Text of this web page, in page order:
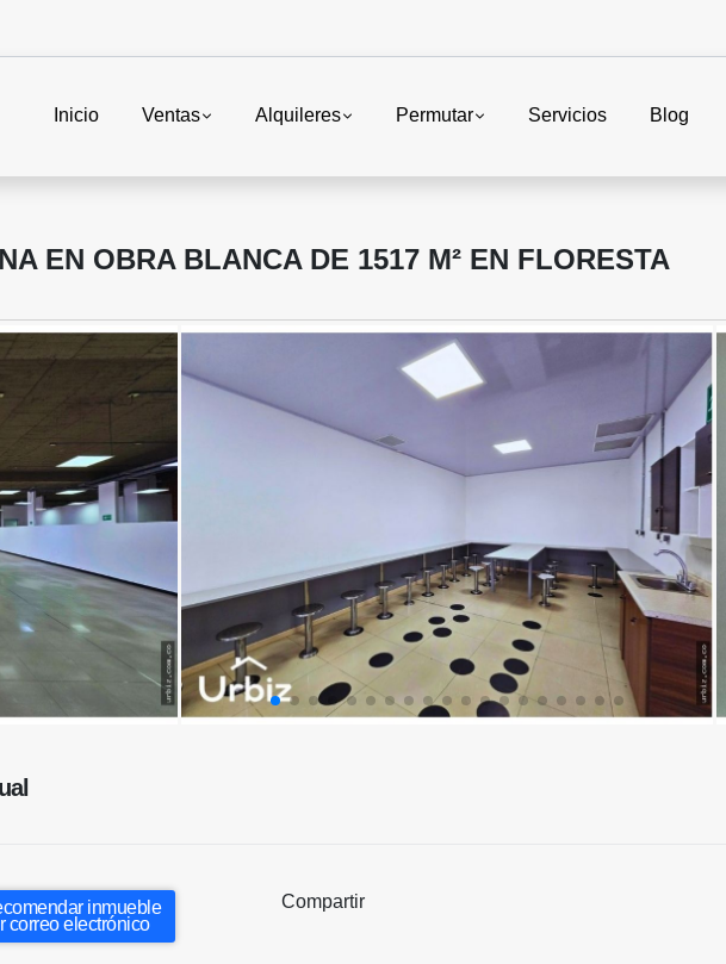
Inicio Ventas Alquileres Permutar Servicios Blog
EN OBRA BLANCA DE 1517 M² EN FLORESTA
inmueble
correo electrónico
Compartir